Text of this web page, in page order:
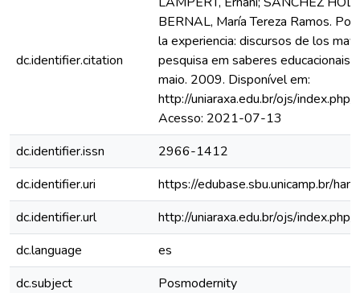
dc.identifier.citation
BERNAL, María Tereza Ramos.
la experiencia: discursos de los
pesquisa em saberes educacionais
maio. 2009. Disponível em:
http://uniaraxa.edu.br/ojs/
Acesso: 2021-07-13
dc.identifier.issn
2966-1412
dc.identifier.uri
https://edubase.sbu.unicamp.br/
dc.identifier.url
http://uniaraxa.edu.br/ojs/
dc.language
es
dc.subject
Posmodernity